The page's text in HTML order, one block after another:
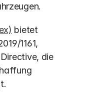
bietet
1161,
die